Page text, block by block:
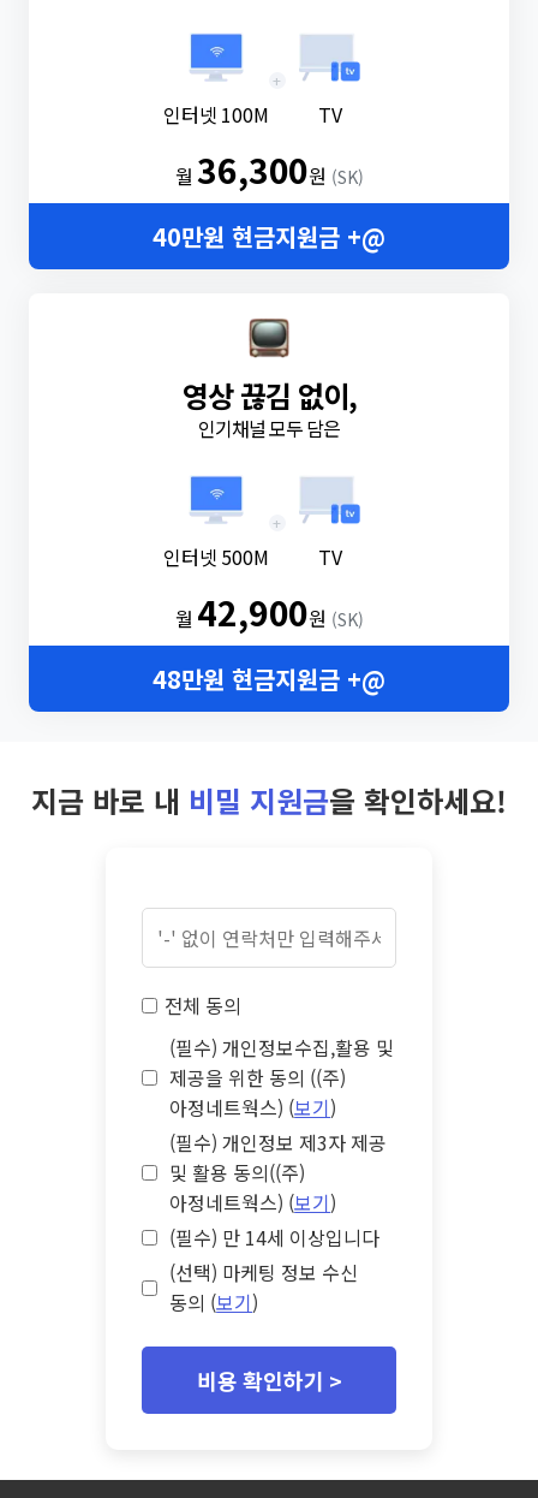
인터넷 100M
+
TV
월36,300원 (SK)
40만원 현금지원금 +@
영상 끊김 없이,
인기채널 모두 담은
인터넷 500M
+
TV
월 42,900원 (SK)
48만원 현금지원금 +@
지금 바로 내 비밀 지원금을 확인하세요!
전체 동의
(필수) 개인정보수집,활용 및
제공을 위한 동의 ((주)
아정네트웍스) (보기)
(필수) 개인정보 제3자 제공
및 활용 동의((주)
아정네트웍스) (보기)
(필수) 만 14세 이상입니다
(선택) 마케팅 정보 수신
동의 (보기)
비용 확인하기 >